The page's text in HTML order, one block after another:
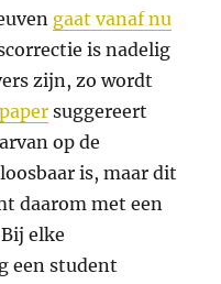
gaat vanaf nu
is nadelig
zijn, zo wordt
suggereert
op de
is, maar dit
daarom met een
elke
een student